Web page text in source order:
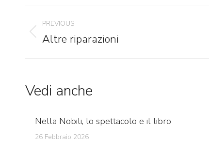
Post
navigation
PREVIOUS
Previous
Altre riparazioni
Vedi anche
Nella Nobili, lo spettacolo e il libro
26 Febbraio 2026